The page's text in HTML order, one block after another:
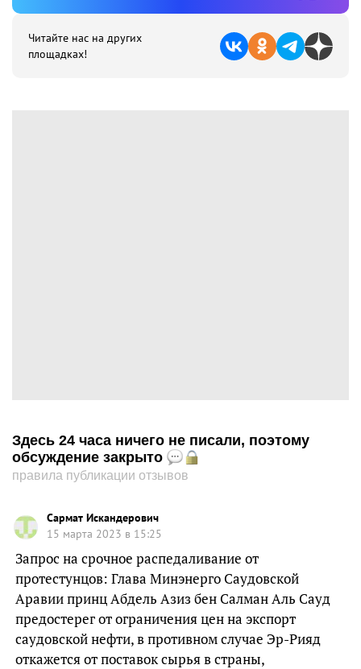
Читайте нас на других
площадках!
Здесь 24 часа ничего не писали, поэтому
обсуждение закрыто
правила публикации отзывов
Сармат Искандерович
15 марта 2023 в 15:25
Запрос на срочное распедаливание от
протестунцов: Глава Минэнерго Саудовской
Аравии принц Абдель Азиз бен Салман Аль Сауд
предостерег от ограничения цен на экспорт
саудовской нефти, в противном случае Эр-Рияд
откажется от поставок сырья в страны,